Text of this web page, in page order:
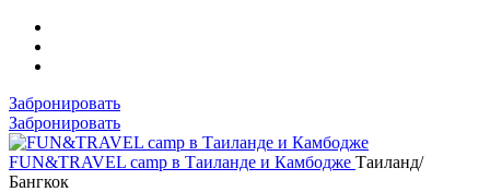
Забронировать
Забронировать
FUN&TRAVEL camp в Таиланде и Камбодже Таиланд/
Бангкок